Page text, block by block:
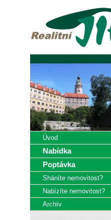
Úvod
Nabídka
Poptávka
Sháníte nemovitost?
Nabízíte nemovitost?
Archív